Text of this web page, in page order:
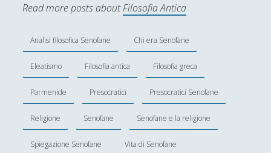
Francesco Marigo
Gaetano Barbella
Giacomo Carrus
Giada Salvati
Giangiuseppe Pili
Giorgio Della Rocca
Read more posts aboutFilosofia Antica
Analisi filosofica Senofane Chi era Senofane
Eleatismo Filosofia antica Filosofia greca
Parmenide Presocratici Presocratici Senofane
Religione Senofane Senofane e la religione
Spiegazione Senofane Vita di Senofane